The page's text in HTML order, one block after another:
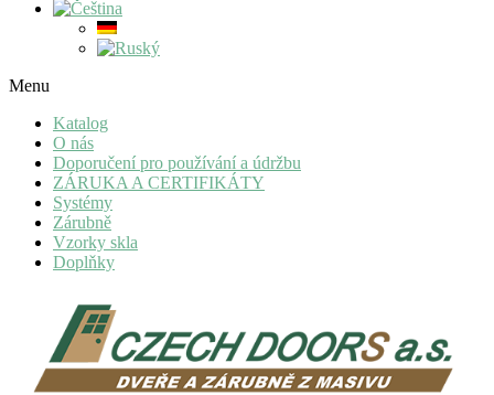
Menu
Katalog
O nás
Doporučení pro používání a údržbu
ZÁRUKA A CERTIFIKÁTY
Systémy
Zárubně
Vzorky skla
Doplňky